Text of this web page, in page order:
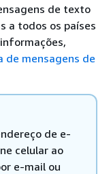
de texto
a todos os países
de mensagens de
de e-
celular ao
e-mail ou